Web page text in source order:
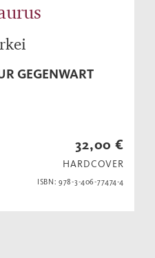
GEGENWART
32,00 €
HARDCOVER
ISBN: 978-3-406-77474-4